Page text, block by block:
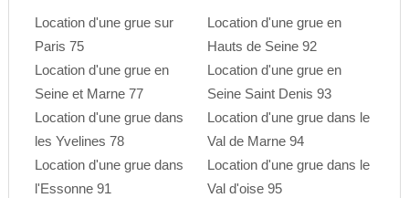
Location d'une grue sur
Paris 75
Location d'une grue en
Seine et Marne 77
Location d'une grue dans
les Yvelines 78
Location d'une grue dans
l'Essonne 91
Location d'une grue en
Hauts de Seine 92
Location d'une grue en
Seine Saint Denis 93
Location d'une grue dans le
Val de Marne 94
Location d'une grue dans le
Val d'oise 95